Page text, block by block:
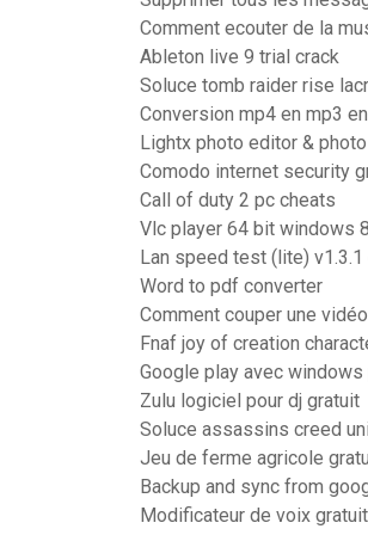
Comment ecouter de la
Ableton live 9 trial crack
Soluce tomb raider rise
Conversion mp4 en mp3
Lightx photo editor &
Comodo internet security
Call of duty 2 pc cheats
Vlc player 64 bit windows
Lan speed test (lite) v1.3.1
Word to pdf converter
Comment couper une
Fnaf joy of creation
Google play avec windows
Zulu logiciel pour dj gratuit
Soluce assassins creed
Jeu de ferme agricole
Backup and sync from
Modificateur de voix